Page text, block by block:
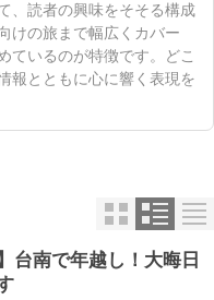
、読者の興味をそそる構成
けの旅まで幅広くカバー
ているのが特徴です。どこ
報とともに心に響く表現を
台南で年越し！大晦日